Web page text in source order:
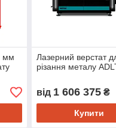
мм
Лазерний верстат
різання металу
від 1 606 375₴
Купити